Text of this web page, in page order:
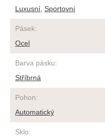
Luxusní Sportovní
Pásek:
Ocel
Barva pásku:
Stříbrná
Pohon:
Automatický
Sklo: